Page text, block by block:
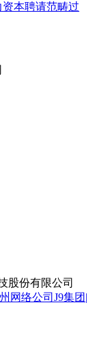
本聘请范畴过
股份有限公司
网络公司J9集团|